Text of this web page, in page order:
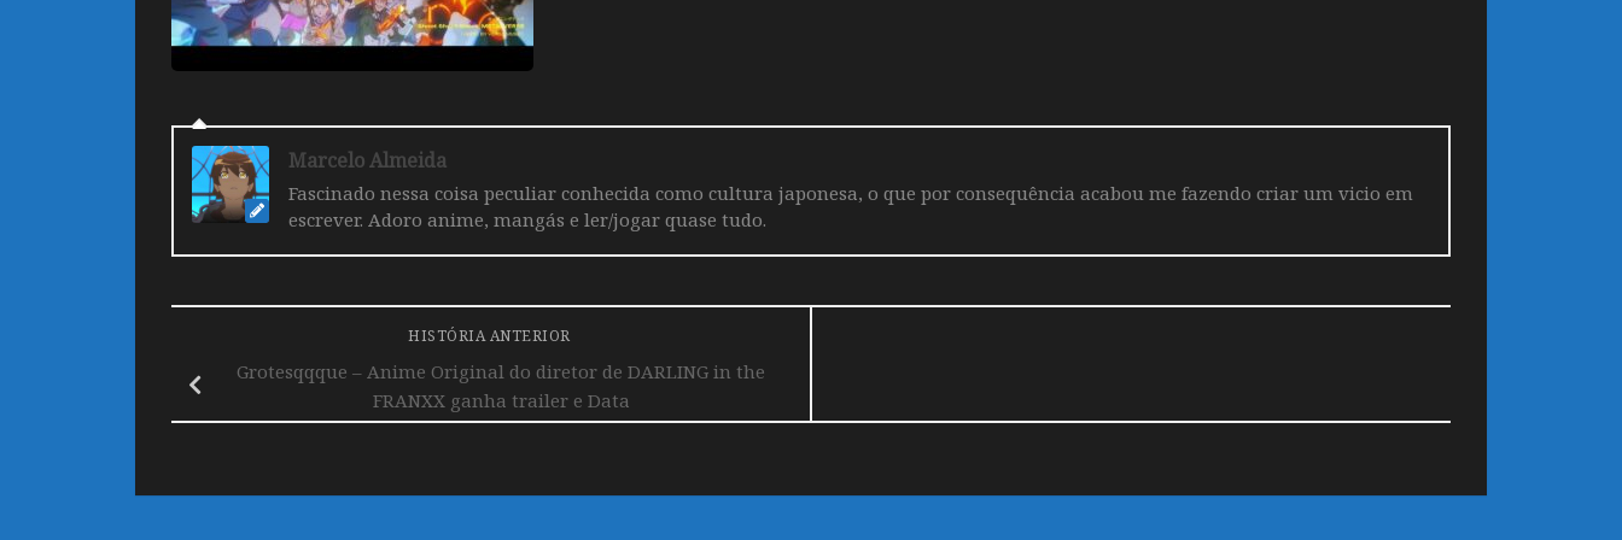
Marcelo Almeida
Fascinado nessa coisa peculiar conhecida como cultura japonesa, o que por consequência acabou me fazendo criar um vicio em
escrever. Adoro anime, mangás e ler/jogar quase tudo.
HISTÓRIA ANTERIOR
Grotesqqque – Anime Original do diretor de DARLING in the
FRANXX ganha trailer e Data